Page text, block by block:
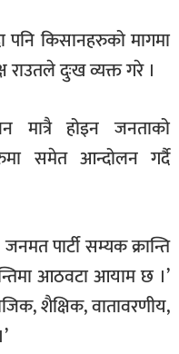
पनि किसानहरुको मागमा
राउतले दुःख व्यक्त गरे ।
मात्रै होइन जनताको
समेत आन्दोलन गर्दै
जनमत पार्टी सम्यक क्रान्ति
आठवटा आयाम छ ।’
शैक्षिक, वातावरणीय,